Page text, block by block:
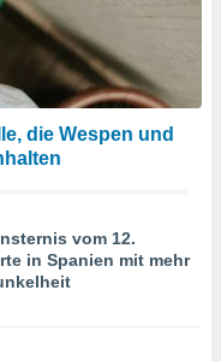
die Wespen und
vom 12.
in Spanien mit mehr